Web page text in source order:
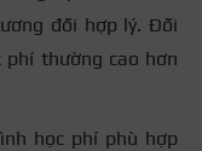
đối hợp lý. Đối
phí thường cao hơn
học phí phù hợp